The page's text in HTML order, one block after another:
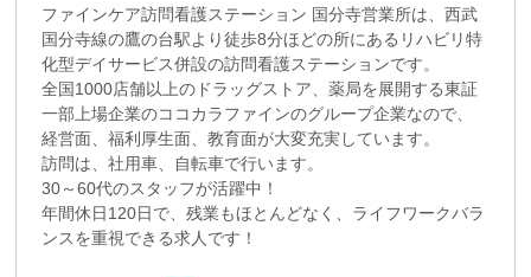
ファインケア訪問看護ステーション 国分寺営業所は、西武
国分寺線の鷹の台駅より徒歩8分ほどの所にあるリハビリ特
化型デイサービス併設の訪問看護ステーションです。
全国1000店舗以上のドラッグストア、薬局を展開する東証
一部上場企業のココカラファインのグループ企業なので、
経営面、福利厚生面、教育面が大変充実しています。
訪問は、社用車、自転車で行います。
30～60代のスタッフが活躍中！
年間休日120日で、残業もほとんどなく、ライフワークバラ
ンスを重視できる求人です！